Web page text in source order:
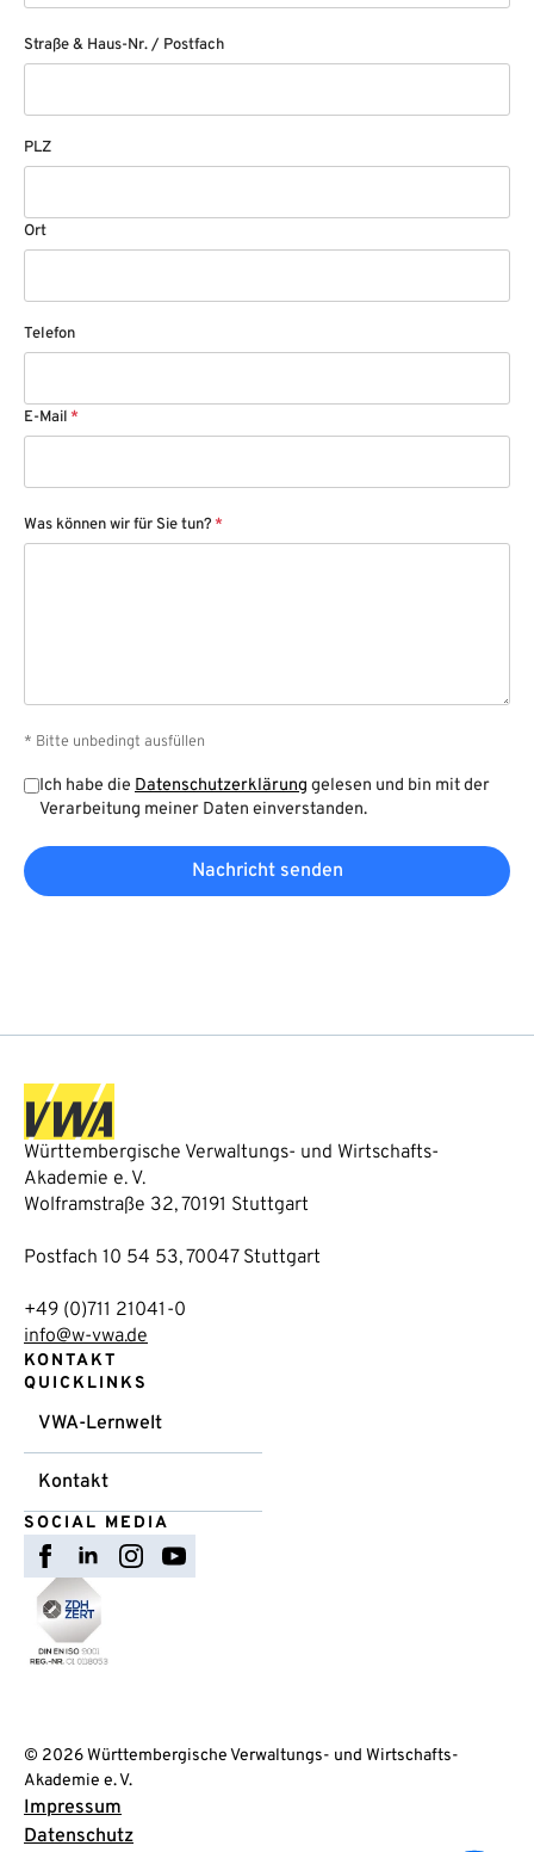
Straße & Haus-Nr. / Postfach
PLZ
Ort
Telefon
E-Mail *
Was können wir für Sie tun? *
* Bitte unbedingt ausfüllen
Ich habe die Datenschutzerklärung gelesen und bin mit der
Verarbeitung meiner Daten einverstanden.
Nachricht senden
Württembergische Verwaltungs- und Wirtschafts-
Akademie e. V.
Wolframstraße 32, 70191 Stuttgart
Postfach 10 54 53, 70047 Stuttgart
+49 (0)711 21041-0
info@w-vwa.de
KONTAKT
QUICKLINKS
VWA-Lernwelt
Kontakt
SOCIAL MEDIA
© 2026 Württembergische Verwaltungs- und Wirtschafts-
Akademie e. V.
Impressum
Datenschutz